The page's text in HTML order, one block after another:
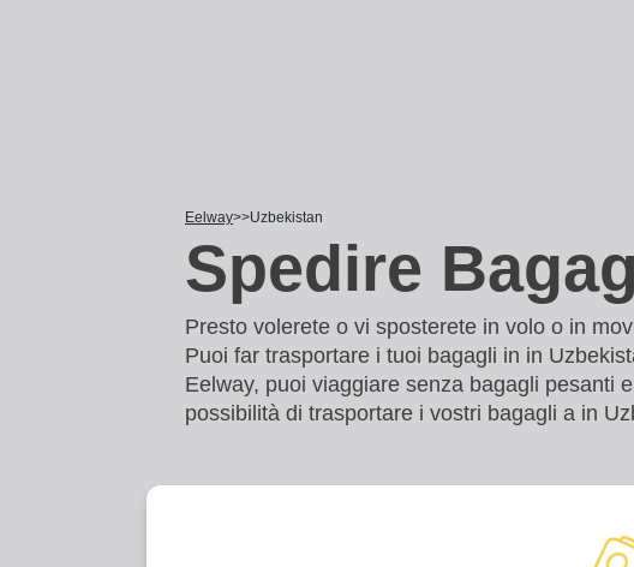
Eelway Uzbekistan
Spedire
Presto volerete o vi sposterete in volo o in
Puoi far trasportare i tuoi bagagli in in
Eelway, puoi viaggiare senza bagagli pesanti
possibilità di trasportare i vostri bagagli a in